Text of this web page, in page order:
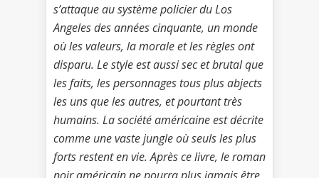
s’attaque au système policier du Los
Angeles des années cinquante, un monde
où les valeurs, la morale et les règles ont
disparu. Le style est aussi sec et brutal que
les faits, les personnages tous plus abjects
les uns que les autres, et pourtant très
humains. La société américaine est décrite
comme une vaste jungle où seuls les plus
forts restent en vie. Après ce livre, le roman